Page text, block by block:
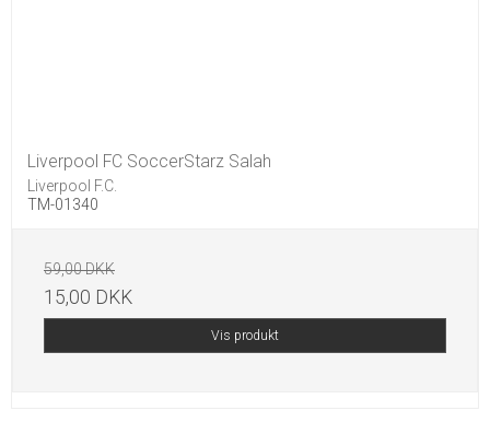
Liverpool FC SoccerStarz Salah
Liverpool F.C.
TM-01340
59,00 DKK
15,00 DKK
Vis produkt